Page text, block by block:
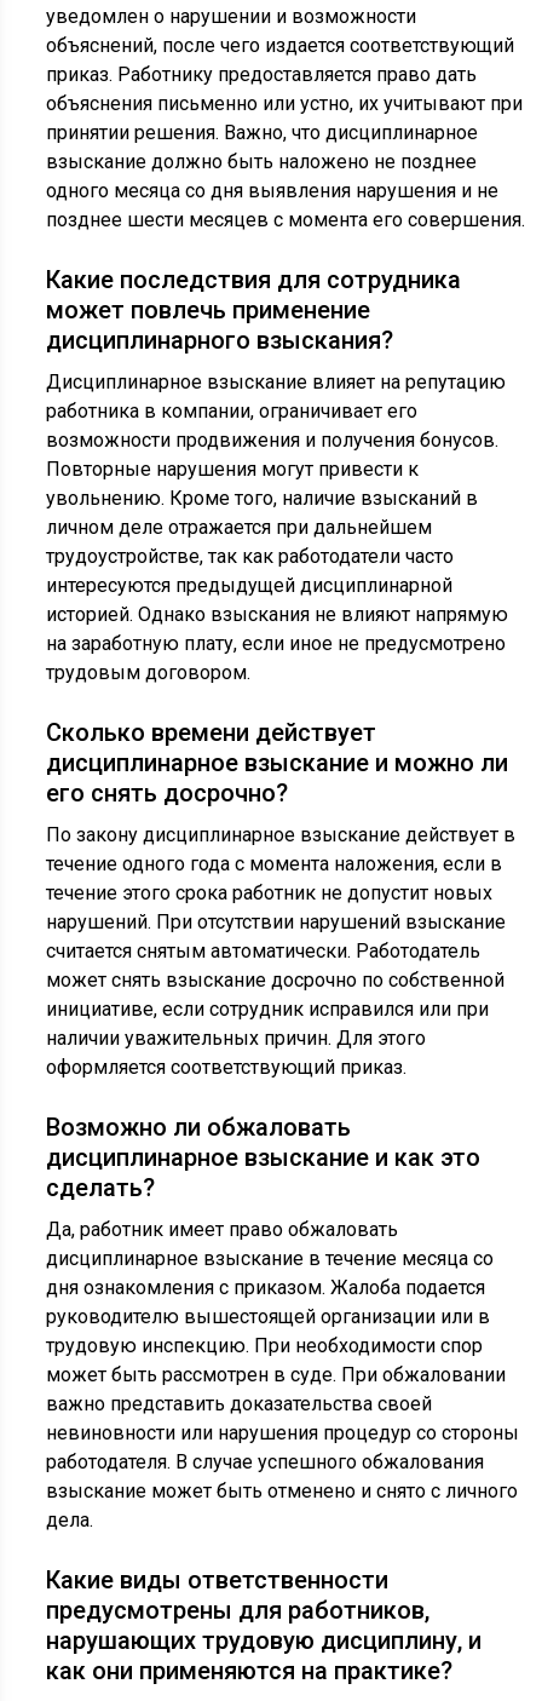
уведомлен о нарушении и возможности
объяснений, после чего издается соответствующий
приказ. Работнику предоставляется право дать
объяснения письменно или устно, их учитывают при
принятии решения. Важно, что дисциплинарное
взыскание должно быть наложено не позднее
одного месяца со дня выявления нарушения и не
позднее шести месяцев с момента его совершения.
Какие последствия для сотрудника
может повлечь применение
дисциплинарного взыскания?
Дисциплинарное взыскание влияет на репутацию
работника в компании, ограничивает его
возможности продвижения и получения бонусов.
Повторные нарушения могут привести к
увольнению. Кроме того, наличие взысканий в
личном деле отражается при дальнейшем
трудоустройстве, так как работодатели часто
интересуются предыдущей дисциплинарной
историей. Однако взыскания не влияют напрямую
на заработную плату, если иное не предусмотрено
трудовым договором.
Сколько времени действует
дисциплинарное взыскание и можно ли
его снять досрочно?
По закону дисциплинарное взыскание действует в
течение одного года с момента наложения, если в
течение этого срока работник не допустит новых
нарушений. При отсутствии нарушений взыскание
считается снятым автоматически. Работодатель
может снять взыскание досрочно по собственной
инициативе, если сотрудник исправился или при
наличии уважительных причин. Для этого
оформляется соответствующий приказ.
Возможно ли обжаловать
дисциплинарное взыскание и как это
сделать?
Да, работник имеет право обжаловать
дисциплинарное взыскание в течение месяца со
дня ознакомления с приказом. Жалоба подается
руководителю вышестоящей организации или в
трудовую инспекцию. При необходимости спор
может быть рассмотрен в суде. При обжаловании
важно представить доказательства своей
невиновности или нарушения процедур со стороны
работодателя. В случае успешного обжалования
взыскание может быть отменено и снято с личного
дела.
Какие виды ответственности
предусмотрены для работников,
нарушающих трудовую дисциплину, и
как они применяются на практике?